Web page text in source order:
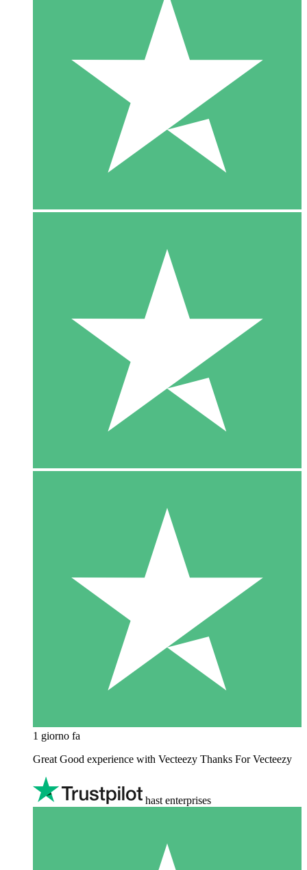
1 giorno fa
Great Good experience with Vecteezy Thanks For Vecteezy
hast enterprises